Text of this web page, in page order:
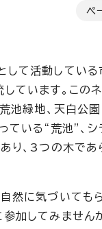
ペ
て活動してい
います。このネ
池緑地、天白公
いる“荒池”、
、3つの木であ
に気づいてもら
加してみませんか